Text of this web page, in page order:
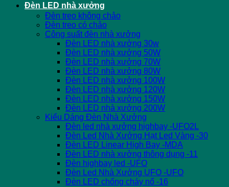
Đèn LED nhà xưởng
Đèn treo không chảo
Đèn treo có chảo
Công suất đèn nhà xưởng
Đèn LED nhà xưởng 30w
Đèn LED nhà xưởng 50W
Đèn LED nhà xưởng 70W
Đèn LED nhà xưởng 80W
Đèn LED nhà xưởng 100W
Đèn LED nhà xưởng 120W
Đèn LED nhà xưởng 150W
Đèn LED nhà xưởng 200W
Kiểu Dáng Đèn Nhà Xưởng
Đèn led nhà xưởng highbay -UFO2L
Đèn Led Nhà Xưởng Hạt Led Vàng -30
Đèn LED Linear High Bay -MDA
Đèn LED nhà xưởng thông dụng -11
Đèn highbay led -UFO
Đèn Led Nhà Xưởng UFO -UFO
Đèn LED chống cháy nổ -16